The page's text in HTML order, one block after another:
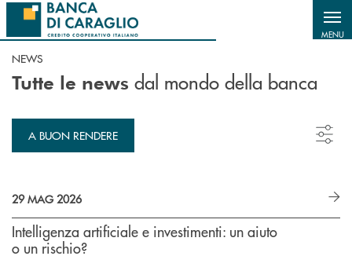
Salta al contenuto principale
MENU
NEWS
Tutte le news dal mondo della banca
A BUON RENDERE
29 MAG 2026
Intelligenza artificiale e investimenti: un aiuto
o un rischio?